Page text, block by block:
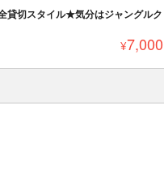
貸切スタイル★気分はジャングルク
¥7,000